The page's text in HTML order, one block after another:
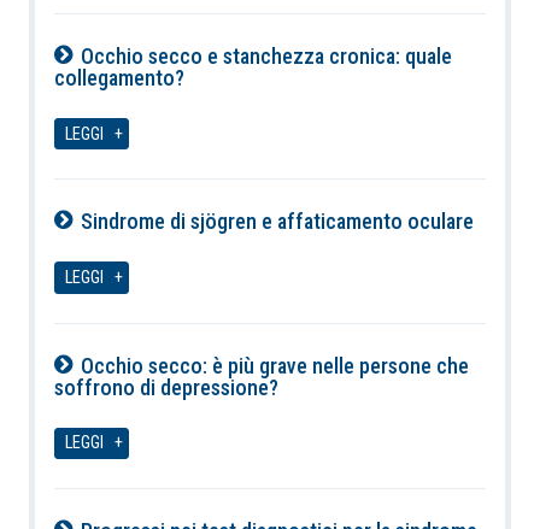
Occhio secco e stanchezza cronica: quale
collegamento?
LEGGI
Sindrome di sjögren e affaticamento oculare
LEGGI
Occhio secco: è più grave nelle persone che
soffrono di depressione?
LEGGI